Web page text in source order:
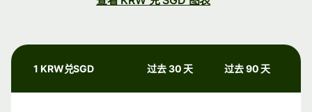
1 KRW兑SGD 过去 30 天 过去 90 天